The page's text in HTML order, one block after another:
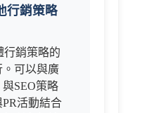
行銷策略
行銷策略的
可以與廣
SEO策略
活動結合